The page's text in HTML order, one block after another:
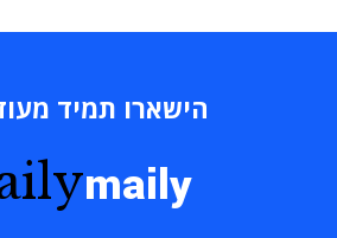
הישארו תמיד
maily